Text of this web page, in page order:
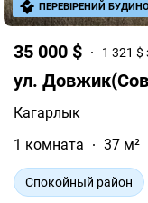
35 000 $ 1 321 $
ул.
Кагарлык
1 комната
37 м²
Спокойный район
ПЕРЕВІРЕНИЙ